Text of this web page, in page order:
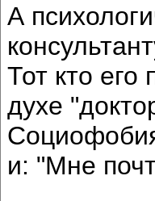
А
Тот кто
духе
и: "Мне